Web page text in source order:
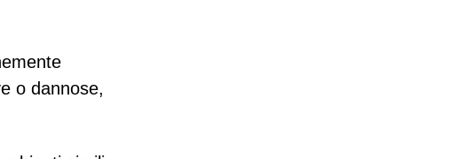
o dannose,